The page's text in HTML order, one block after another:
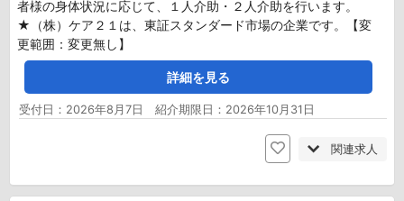
者様の身体状況に応じて、１人介助・２人介助を行います。
★（株）ケア２１は、東証スタンダード市場の企業です。【変
更範囲：変更無し】
詳細を見る
受付日：2026年8月7日 紹介期限日：2026年10月31日
関連求人